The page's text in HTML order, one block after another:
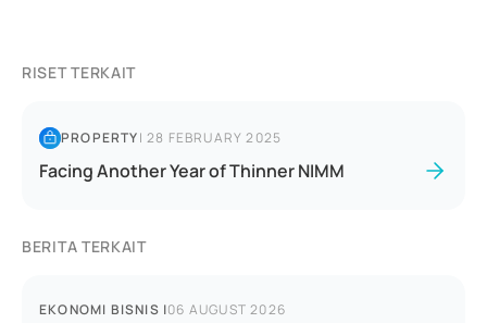
RISET TERKAIT
PROPERTY|28 FEBRUARY 2025
Facing Another Year of Thinner NIMM
BERITA TERKAIT
EKONOMI BISNIS |06 AUGUST 2026